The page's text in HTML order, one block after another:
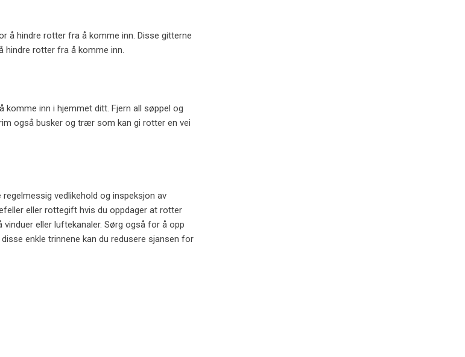
å hindre rotter fra å komme inn. Disse gitterne
hindre rotter fra å komme inn.
inn i hjemmet ditt. Fjern all søppel og
også busker og trær som kan gi rotter en vei
vedlikehold og inspeksjon av
eller rottegift hvis du oppdager at rotter
eller luftekanaler. Sørg også for å opp
enkle trinnene kan du redusere sjansen for